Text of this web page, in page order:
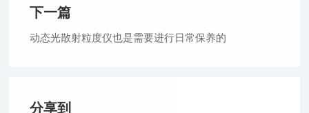
下一篇
动态光散射粒度仪也是需要进行日常保养的
分享到